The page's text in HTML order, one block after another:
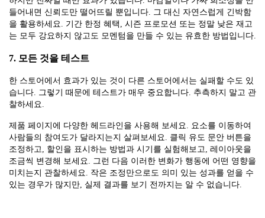
들어내면 신뢰도만 떨어뜨릴 뿐입니다. 그 대신 자연스럽게 긴박함
을 활용하세요. 기간 한정 혜택, 시즌 프로모션 또는 정말 낮은 재고
는 모두 강요하지 않고도 모멘텀을 만들 수 있는 유효한 방법입니다.
7. 모든 것을 테스트
한 스토어에서 효과가 있는 것이 다른 스토어에서는 실패할 수도 있
습니다. 그렇기 때문에 테스트가 매우 중요합니다. 추측하지 말고 관
찰하세요.
제품 페이지에 다양한 헤드라인을 사용해 보세요. 요소를 이동하여
사람들의 참여도가 달라지는지 살펴보세요. 클릭 유도 문안 버튼을
조정하고, 할인을 표시하는 방법과 시기를 실험해보고, 레이아웃을
조금씩 변경해 보세요. 그런 다음 이러한 변화가 행동에 어떤 영향을
미치는지 관찰하세요. 작은 조정만으로도 의미 있는 성과를 얻을 수
있는 경우가 많지만, 실제 결과를 보기 전까지는 알 수 없습니다.